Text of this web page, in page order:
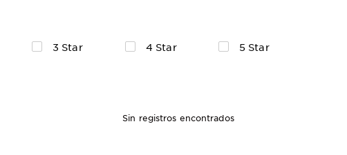
3 Star 4 Star 5 Star
Sin registros encontrados